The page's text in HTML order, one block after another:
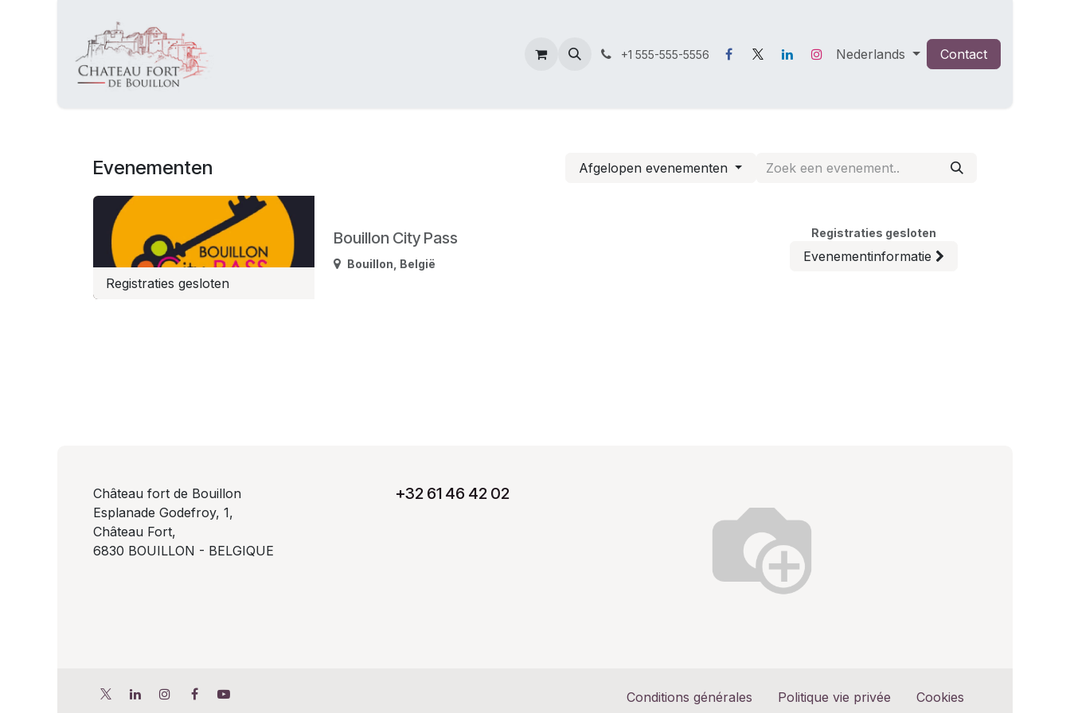
+1 555-555-5556 Nederlands Contact
Evenementen Afgelopen evenementen
Registraties gesloten
Bouillon City Pass
Bouillon België
Registraties gesloten
Evenementinformatie
Château fort de Bouillon
Esplanade Godefroy, 1,
Château Fort,
6830 BOUILLON - BELGIQUE
+32 61 46 42 02
Conditions générales Politique vie privée Cookies